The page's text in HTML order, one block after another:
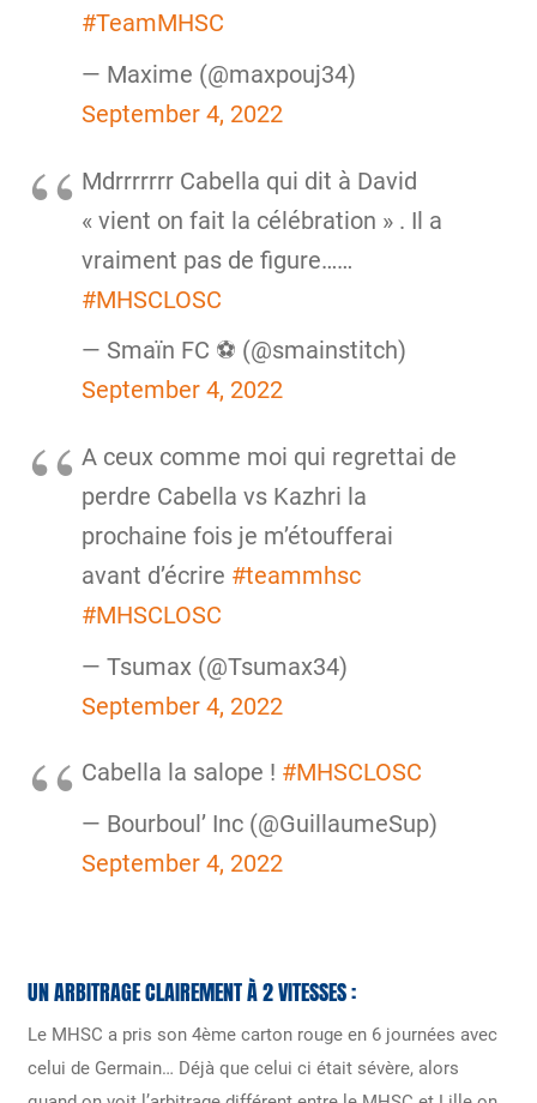
#TeamMHSC
— Maxime (@maxpouj34)
September 4, 2022
Mdrrrrrrr Cabella qui dit à David
« vient on fait la célébration » . Il a
vraiment pas de figure……
#MHSCLOSC
— Smaïn FC ⚽️ (@smainstitch)
September 4, 2022
A ceux comme moi qui regrettai de
perdre Cabella vs Kazhri la
prochaine fois je m’étoufferai
avant d’écrire #teammhsc
#MHSCLOSC
— Tsumax (@Tsumax34)
September 4, 2022
Cabella la salope ! #MHSCLOSC
— Bourboul’ Inc (@GuillaumeSup)
September 4, 2022
UN ARBITRAGE CLAIREMENT À 2 VITESSES :
Le MHSC a pris son 4ème carton rouge en 6 journées avec
celui de Germain… Déjà que celui ci était sévère, alors